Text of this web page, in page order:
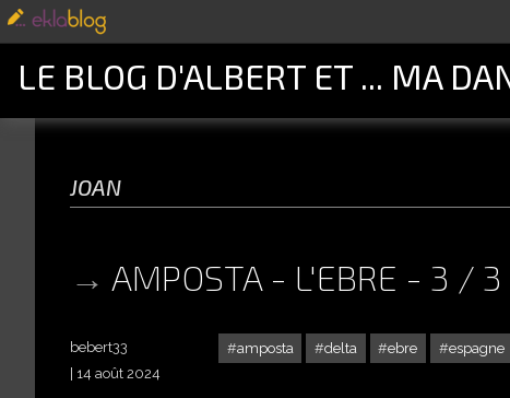
LE BLOG D'ALBERT ET ... MA
joan
AMPOSTA - L'EBRE - 3 / 3
amposta delta ebre espagne
bebert33
14 août 2024